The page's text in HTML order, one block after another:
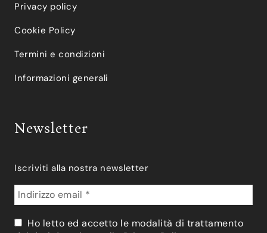
Privacy policy
Cookie Policy
Termini e condizioni
Informazioni generali
Newsletter
Iscriviti alla nostra newsletter
Ho letto ed accetto le modalità di trattamento